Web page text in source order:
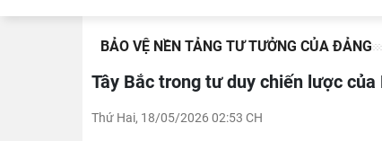
BẢO VỆ NỀN TẢNG TƯ TƯỞNG CỦA ĐẢNG
Tây Bắc trong tư duy chiến lược
Thứ Hai, 18/05/2026 02:53 CH